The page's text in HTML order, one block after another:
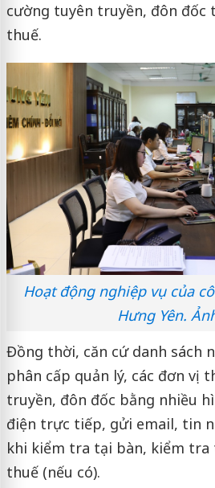
cường tuyên truyền, đôn
thuế.
Hoạt động nghiệp vụ của
Hưng Yên.
Đồng thời, căn cứ danh sách
phân cấp quản lý, các đơn vị
truyền, đôn đốc bằng nhiều
điện trực tiếp, gửi email, tin
khi kiểm tra tại bàn, kiểm tra
thuế (nếu có).